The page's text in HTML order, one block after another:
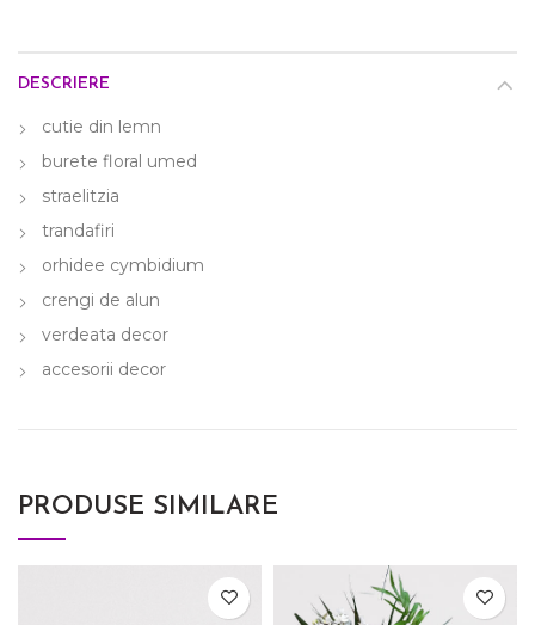
DESCRIERE
cutie din lemn
burete floral umed
straelitzia
trandafiri
orhidee cymbidium
crengi de alun
verdeata decor
accesorii decor
PRODUSE SIMILARE